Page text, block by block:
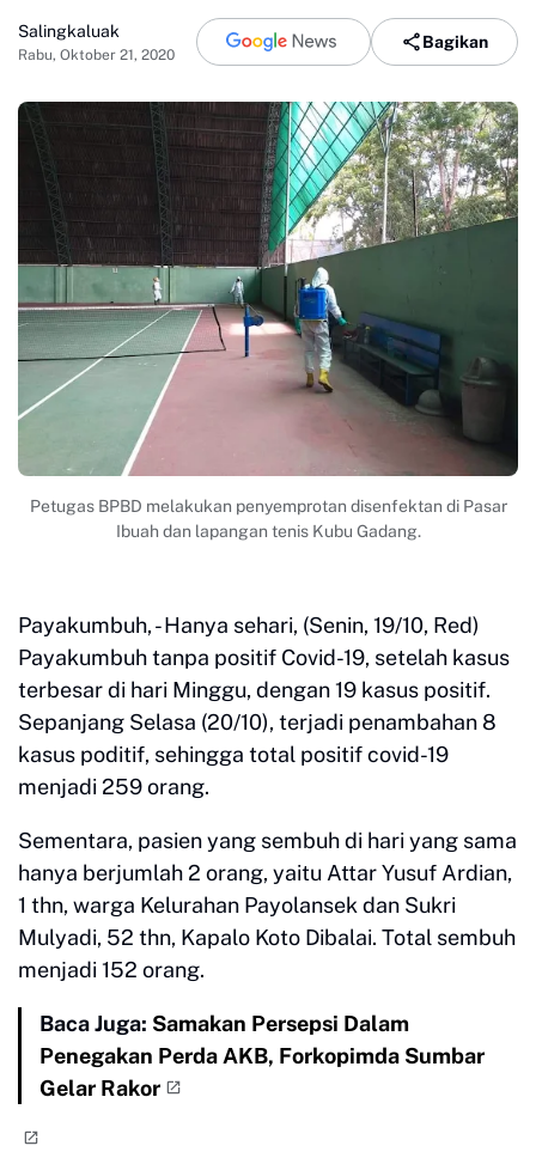
Salingkaluak
Rabu, Oktober 21, 2020
Bagikan
Petugas BPBD melakukan penyemprotan disenfektan di Pasar
Ibuah dan lapangan tenis Kubu Gadang.
Payakumbuh, - Hanya sehari, (Senin, 19/10, Red)
Payakumbuh tanpa positif Covid-19, setelah kasus
terbesar di hari Minggu, dengan 19 kasus positif.
Sepanjang Selasa (20/10), terjadi penambahan 8
kasus poditif, sehingga total positif covid-19
menjadi 259 orang.
Sementara, pasien yang sembuh di hari yang sama
hanya berjumlah 2 orang, yaitu Attar Yusuf Ardian,
1 thn, warga Kelurahan Payolansek dan Sukri
Mulyadi, 52 thn, Kapalo Koto Dibalai. Total sembuh
menjadi 152 orang.
Baca Juga: Samakan Persepsi Dalam
Penegakan Perda AKB, Forkopimda Sumbar
Gelar Rakor